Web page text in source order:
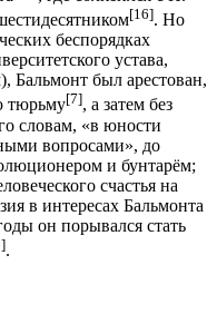
[16]. Но
беспорядках
устава,
Бальмонт был арестован,
тюрьму[7], а затем без
словам, «в юности
вопросами», до
и бунтарём;
счастья на
в интересах Бальмонта
он порывался стать
.